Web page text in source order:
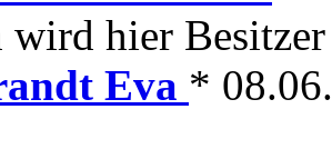
wird hier Besitzer
Eva *